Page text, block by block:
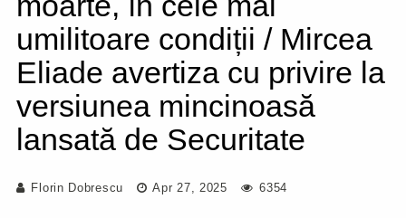
umilitoare condiții / Mircea
Eliade avertiza cu privire la
versiunea mincinoasă
lansată de Securitate
Florin Dobrescu Apr 27, 2025 6354